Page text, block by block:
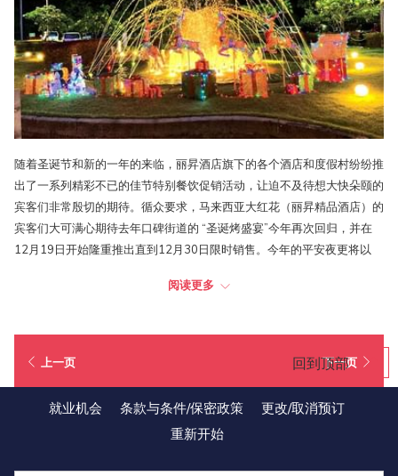
随着圣诞节和新的一年的来临，丽昇酒店旗下的各个酒店和度假村纷纷推
出了一系列精彩不已的佳节特别餐饮促销活动，让迫不及待想大快朵颐的
宾客们非常殷切的期待。循众要求，马来西亚大红花（丽昇精品酒店）的
宾客们大可满心期待去年口碑街道的 “圣诞烤盛宴”今年再次回归，并在
12月19日开始隆重推出直到12月30日限时销售。今年的平安夜更将以
丽昇海上泳池酒店和丽昇海上度假酒店的宾客们则可以享受较为非一般的
圣诞节。酒店范围内将设有各种美食摊位，包括现场烹饪摊位，季节性的
槟城丽昇豪华酒店的宾客们也无须担心，因为这里的大红花餐厅也不落人
后的将同时推出“白色圣诞:平安夜自助晚餐”。
阅读更多
上一页 下一页
回到顶部
就业机会 条款与条件/保密政策
更改/取消预订
重新开始